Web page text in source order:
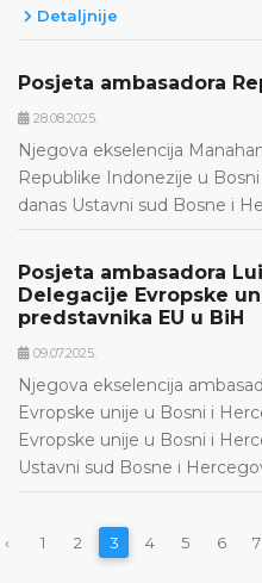
Detaljnije
Posjeta ambasadora
28.08.2025.
Njegova ekselencija
Republike Indonezije u
danas Ustavni sud Bosne i
Posjeta ambasadora
Delegacije Evropske
predstavnika EU u BiH
09.07.2025.
Njegova ekselencija
Evropske unije u Bosni i
Evropske unije u Bosni i
Ustavni sud Bosne i
‹ 1 2 3 4 5 6 7